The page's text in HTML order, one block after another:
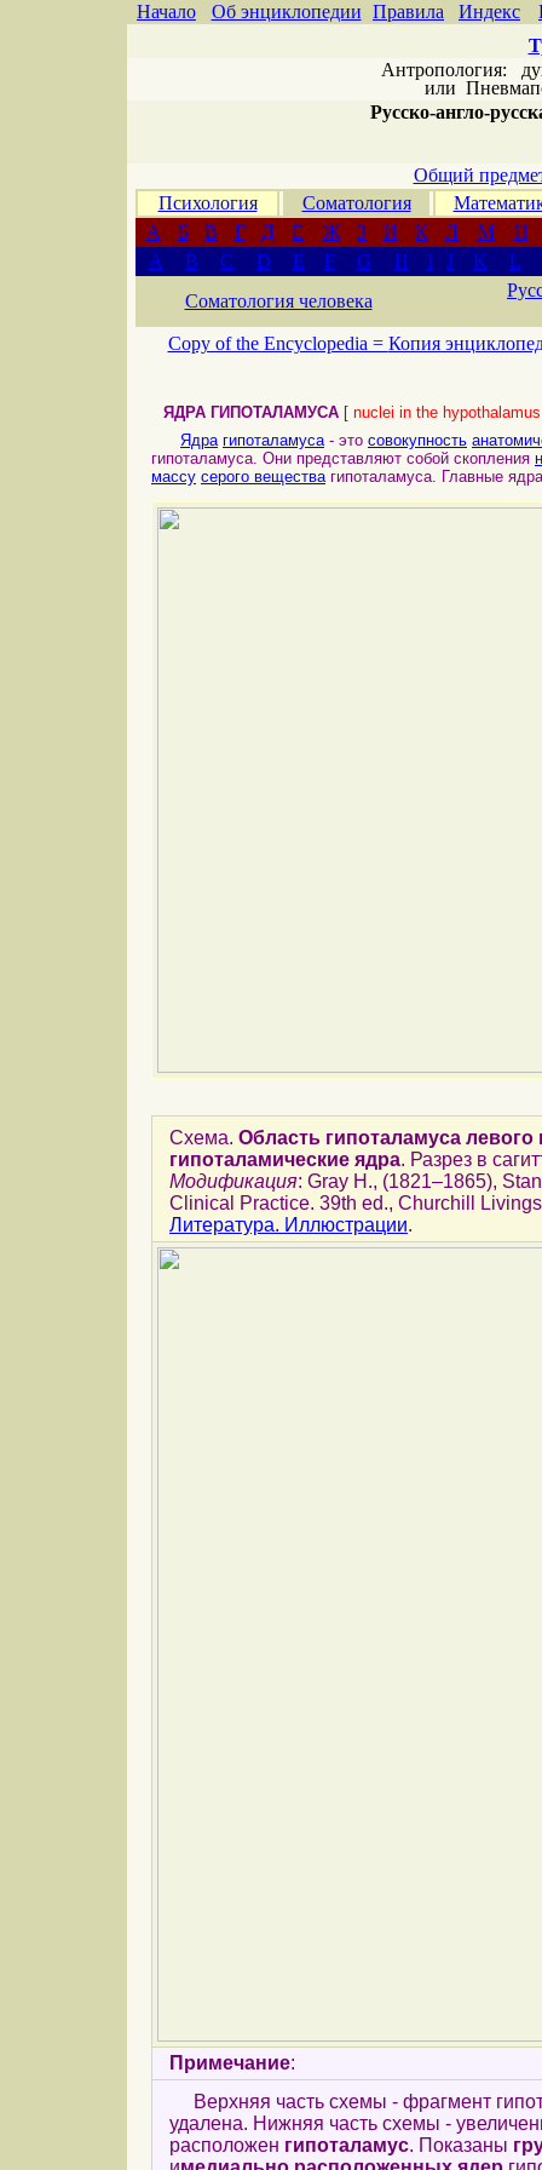
Начало Об энциклопедии Правила Индекс
Антропология:
или
Русско-англо-
Общий
Психология
Соматология
А
Б В Г Д Е Ж З И К Л М
Н
A
B C D E F G H I J K
L
Соматология человека
Copy of the Encyclopedia = Копия
ЯДРА ГИПОТАЛАМУСА [ nuclei in the hypothalamus
Ядра гипоталамуса- это совокупность
гипоталамуса. Они представляют собой скопления
массу серого веществагипоталамуса. Главные
Схема. Область гипоталамуса
гипоталамические ядра. Разрез в
Модификация: Gray H., (1821–1865),
Clinical Practice. 39th ed., Churchill
Литература. Иллюстрации.
Примечание:
Верхняя часть схемы - фрагмент
удалена. Нижняя часть схемы -
расположен гипоталамус. Показаны